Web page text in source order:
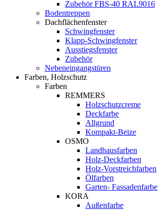
Zubehör FBS-40 RAL9016
Bodentreppen
Dachflächenfenster
Schwingfenster
Klapp-Schwingfenster
Ausstiegsfenster
Zubehör
Nebeneingangstüren
Farben, Holzschutz
Farben
REMMERS
Holzschutzcreme
Deckfarbe
Allgrund
Kompakt-Beize
OSMO
Landhausfarben
Holz-Deckfarben
Holz-Vorstreichfarben
Ölfarben
Garten- Fassadenfarbe
KORA
Außenfarbe